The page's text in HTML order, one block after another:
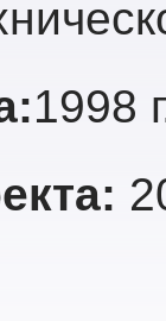
1998